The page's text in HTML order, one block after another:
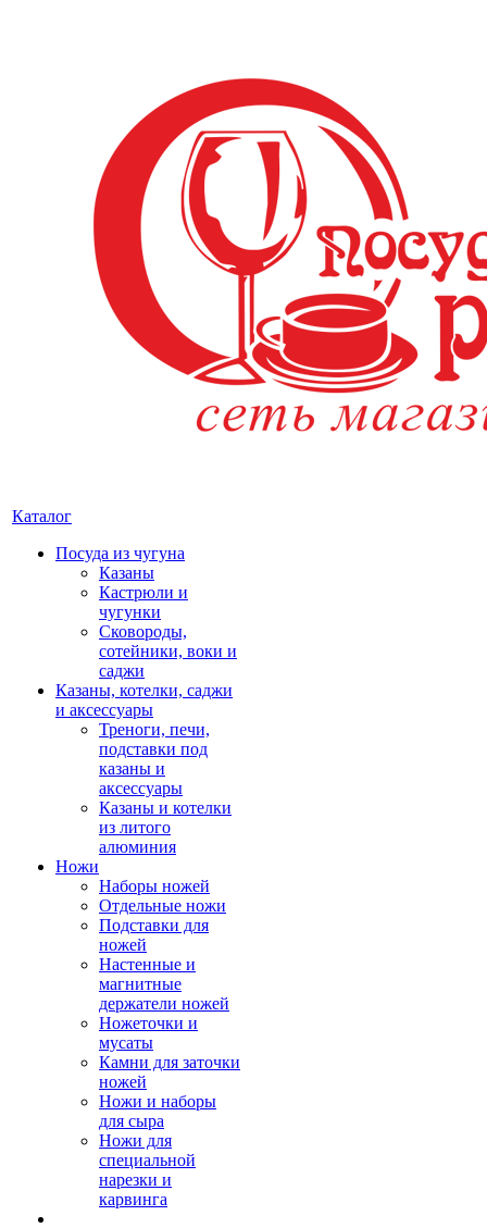
Каталог
Посуда из чугуна
Казаны
Кастрюли и
чугунки
Сковороды,
сотейники, воки и
саджи
Казаны, котелки, саджи
и аксессуары
Треноги, печи,
подставки под
казаны и
аксессуары
Казаны и котелки
из литого
алюминия
Ножи
Наборы ножей
Отдельные ножи
Подставки для
ножей
Настенные и
магнитные
держатели ножей
Ножеточки и
мусаты
Камни для заточки
ножей
Ножи и наборы
для сыра
Ножи для
специальной
нарезки и
карвинга